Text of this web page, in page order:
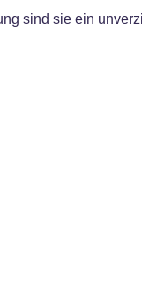
sind sie ein